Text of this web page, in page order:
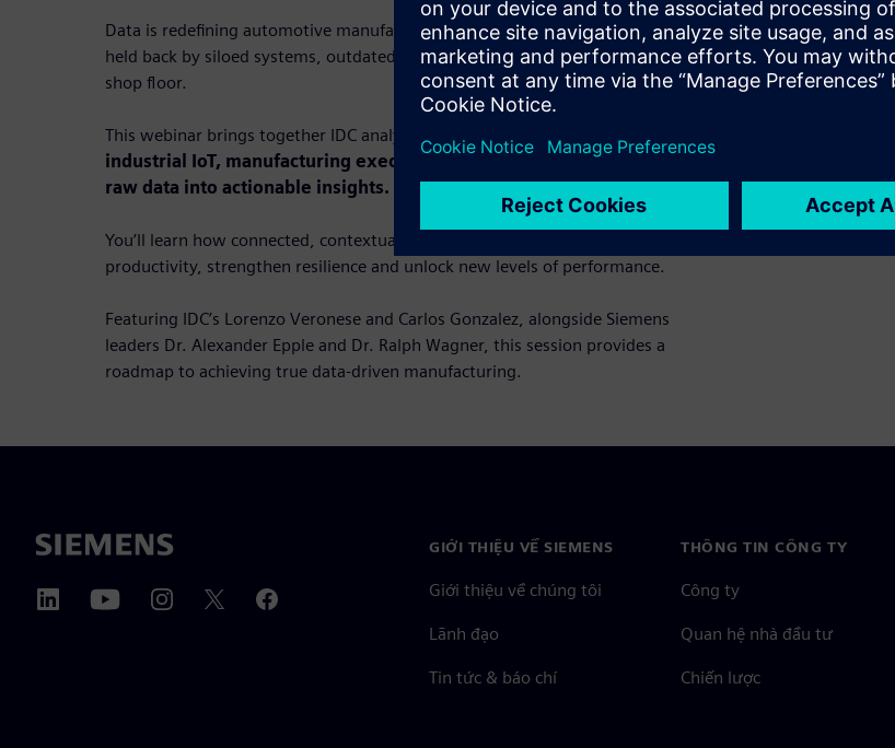
Data is redefining automotive manufacturing. Yet too many manufacturers are
held back by siloed systems, outdated tools and untapped information on the
shop floor.
This webinar brings together IDC analysts and Siemens experts to show
industrial IoT, manufacturing execution systems (MES) and AI can turn
raw data into actionable insights.
You’ll learn how connected, contextualized data empowers factories to boost
productivity, strengthen resilience and unlock new levels of performance.
Featuring IDC’s Lorenzo Veronese and Carlos Gonzalez, alongside Siemens
leaders Dr. Alexander Epple and Dr. Ralph Wagner, this session provides a
roadmap to achieving true data-driven manufacturing.
GIỚI THIỆU VỀ SIEMENS
Giới thiệu về chúng tôi
Lãnh đạo
Tin tức & báo chí
THÔNG TIN CÔNG TY
Công ty
Quan hệ nhà đầu tư
Chiến lược